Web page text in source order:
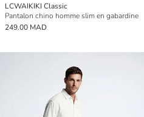
LCWAIKIKI Classic
Pantalon chino homme slim en gabardine
249.00 MAD